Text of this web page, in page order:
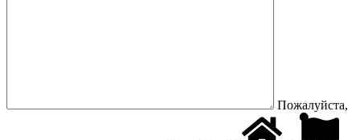
Пожалуйста,